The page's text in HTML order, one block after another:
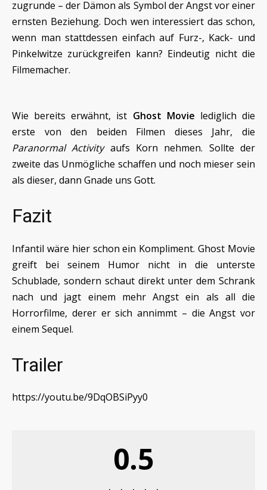
zugrunde – der Dämon als Symbol der Angst vor einer
ernsten Beziehung. Doch wen interessiert das schon,
wenn man stattdessen einfach auf Furz-, Kack- und
Pinkelwitze zurückgreifen kann? Eindeutig nicht die
Filmemacher.
Wie bereits erwähnt, ist Ghost Movie lediglich die
erste von den beiden Filmen dieses Jahr, die
Paranormal Activityaufs Korn nehmen. Sollte der
zweite das Unmögliche schaffen und noch mieser sein
als dieser, dann Gnade uns Gott.
Fazit
Infantil wäre hier schon ein Kompliment. Ghost Movie
greift bei seinem Humor nicht in die unterste
Schublade, sondern schaut direkt unter dem Schrank
nach und jagt einem mehr Angst ein als all die
Horrorfilme, derer er sich annimmt – die Angst vor
einem Sequel.
Trailer
https://youtu.be/9DqOBSiPyy0
0.5